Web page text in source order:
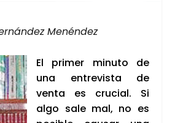
Menén­dez
El pri­mer minu­to de
una entre­vis­ta de
ven­ta es cru­cial. Si
algo sale mal, no es